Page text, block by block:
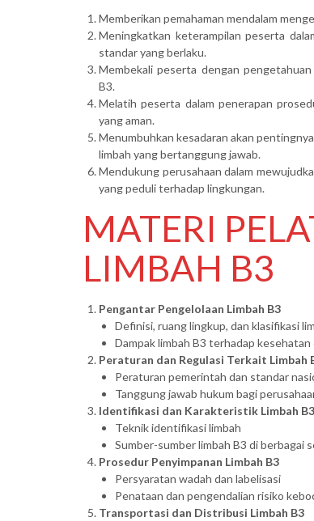
Memberikan pemahaman mendalam
Meningkatkan keterampilan peserta
standar yang berlaku.
Membekali peserta dengan
B3.
Melatih peserta dalam penerapan
yang aman.
Menumbuhkan kesadaran akan
limbah yang bertanggung jawab.
Mendukung perusahaan dalam
yang peduli terhadap lingkungan.
MATERI
LIMBAH B3
Pengantar Pengelolaan Limbah B3
Definisi, ruang lingkup, dan klasifikasi
Dampak limbah B3 terhadap kesehatan
Peraturan dan Regulasi Terkait Limbah
Peraturan pemerintah dan standar
Tanggung jawab hukum bagi
Identifikasi dan Karakteristik Limbah B3
Teknik identifikasi limbah
Sumber-sumber limbah B3 di berbagai
Prosedur Penyimpanan Limbah B3
Persyaratan wadah dan labelisasi
Penataan dan pengendalian risiko
Transportasi dan Distribusi Limbah B3